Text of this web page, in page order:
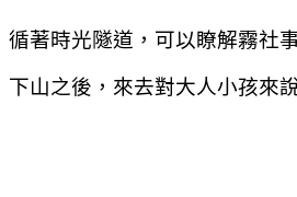
循著時光隧道，可以瞭解霧社
下山之後，來去對大人小孩來